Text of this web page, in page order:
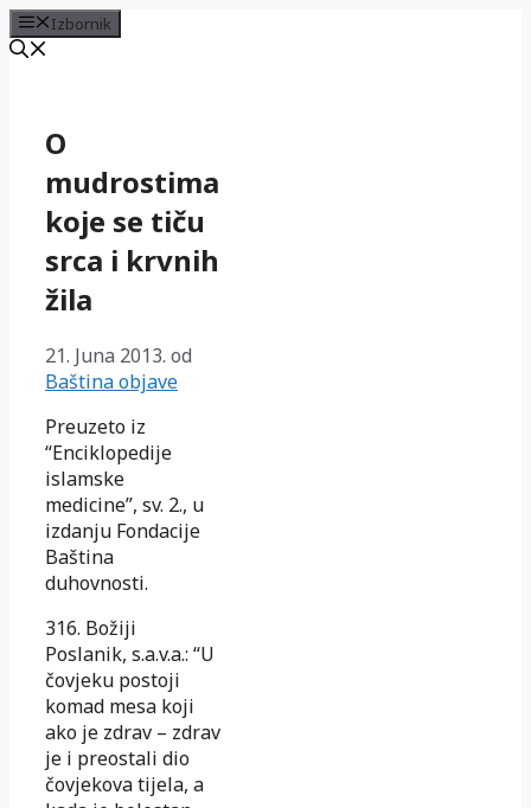
Izbornik
sadržaj
O
mudrostima
koje se tiču
srca i krvnih
žila
21. Juna 2013. od
Baština objave
Preuzeto iz
“Enciklopedije
islamske
medicine”, sv. 2., u
izdanju Fondacije
Baština
duhovnosti.
316. Božiji
Poslanik, s.a.v.a.: “U
čovjeku postoji
komad mesa koji
ako je zdrav – zdrav
je i preostali dio
čovjekova tijela, a